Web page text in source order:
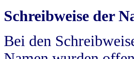
Schreibweise der
Bei den